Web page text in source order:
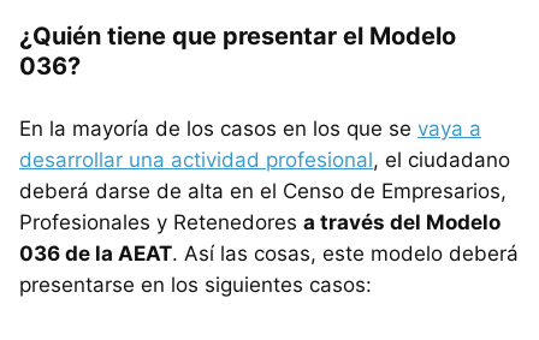
¿Quién tiene que presentar el Modelo
036?
En la mayoría de los casos en los que se vaya a
desarrollar una actividad profesional, el ciudadano
deberá darse de alta en el Censo de Empresarios,
Profesionales y Retenedores a través del Modelo
036 de la AEAT. Así las cosas, este modelo deberá
presentarse en los siguientes casos: